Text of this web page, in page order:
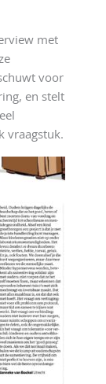
met
voor
en stelt
vraagstuk.